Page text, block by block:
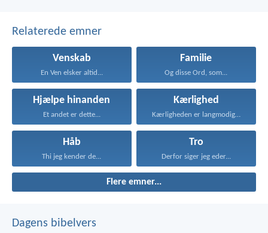
Relaterede emner
Venskab
En Ven elsker altid...
Familie
Og disse Ord, som...
Hjælpe hinanden
Et andet er dette...
Kærlighed
Kærligheden er langmodig, er...
Håb
Thi jeg kender de...
Tro
Derfor siger jeg eder...
Flere emner...
Dagens bibelvers